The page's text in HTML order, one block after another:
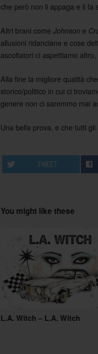
Post
che però non li appaga e li fa
Altri brani come Johnson e
allusioni ridanciane e cose
ascoltatori ci aspettiamo
Alla fine la migliore qualità
storico/politico in cui ci
genere non ci saremmo mai
Una bella prova, e che tutti
TWEET
You might like these
L.A. Witch – L.A. Witch